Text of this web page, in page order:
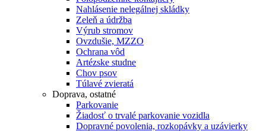
Nahlásenie nelegálnej skládky
Zeleň a údržba
Výrub stromov
Ovzdušie, MZZO
Ochrana vôd
Artézske studne
Chov psov
Túlavé zvieratá
Doprava, ostatné
Parkovanie
Žiadosť o trvalé parkovanie vozidla
Dopravné povolenia, rozkopávky a uzávierky